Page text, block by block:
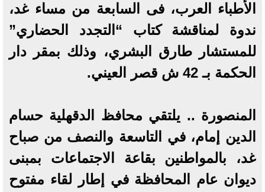
الأطباء العرب، فى السابعة من مساء غد،
ندوة لمناقشة كتاب “التجدد الحضاري”
للمستشار طارق البشري، وذلك بمقر دار
الحكمة بـ 42 ش قصر العيني.
المنصورة .. يلتقي محافظ الدقهلية حسام
الدين إمام، في التاسعة والنصف من صباح
غد، بالمواطنين بقاعة الاجتماعات بمبنى
ديوان عام المحافظة في إطار لقاء مفتوح